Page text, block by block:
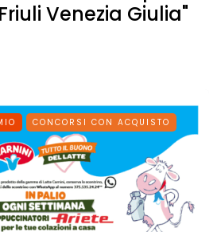
Venezia Giulia"
CONCORSI CON ACQUISTO